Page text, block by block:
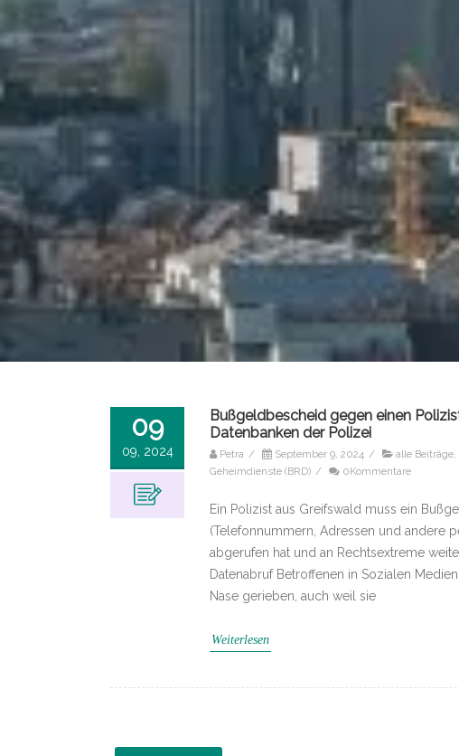
09
09, 2024
Bußgeldbescheid gegen einen
Datenbanken der Polizei
Petra / September 9, 2024 / alle Beiträge
Geheimdienste (BRD) / 0Kommentare
Ein Polizist aus Greifswald muss ein
(Telefonnummern, Adressen und andere
abgerufen hat und an Rechtsextreme
Datenabruf Betroffenen in Sozialen
Nase gerieben, auch weil sie
Weiterlesen